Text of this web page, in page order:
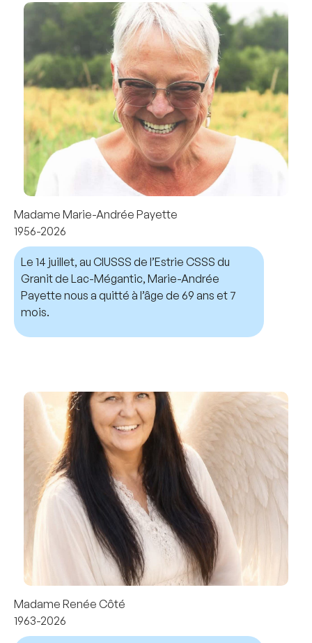
Madame Marie-Andrée Payette
1956-2026
Le 14 juillet, au CIUSSS de l’Estrie CSSS du
Granit de Lac-Mégantic, Marie-Andrée
Payette nous a quitté à l’âge de 69 ans et 7
mois.
Madame Renée Côté
1963-2026